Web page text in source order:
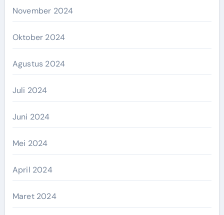
November 2024
Oktober 2024
Agustus 2024
Juli 2024
Juni 2024
Mei 2024
April 2024
Maret 2024